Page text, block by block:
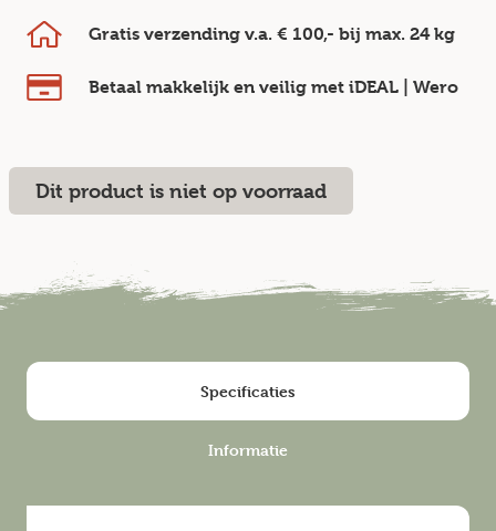
Gratis verzending v.a. € 100,- bij max. 24 kg
Betaal makkelijk en veilig met iDEAL | Wero
Dit product is niet op voorraad
Specificaties
Informatie